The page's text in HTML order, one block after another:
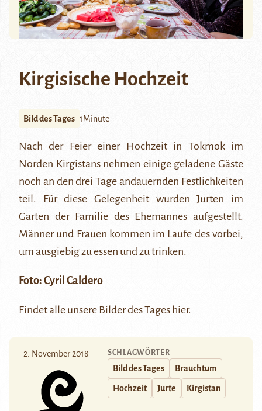
Kirgisische Hochzeit
Bild des Tages 1Minute
Nach der Feier einer Hochzeit in Tokmok im
Norden Kirgistans nehmen einige geladene Gäste
noch an den drei Tage andauernden Festlichkeiten
teil. Für diese Gelegenheit wurden Jurten im
Garten der Familie des Ehemannes aufgestellt.
Männer und Frauen kommen im Laufe des vorbei,
um ausgiebig zu essen und zu trinken.
Foto: Cyril Caldero
Findet alle unsere Bilder des Tages hier.
2. November 2018 SCHLAGWÖRTER
Bild des Tages Brauchtum
Hochzeit Jurte Kirgistan